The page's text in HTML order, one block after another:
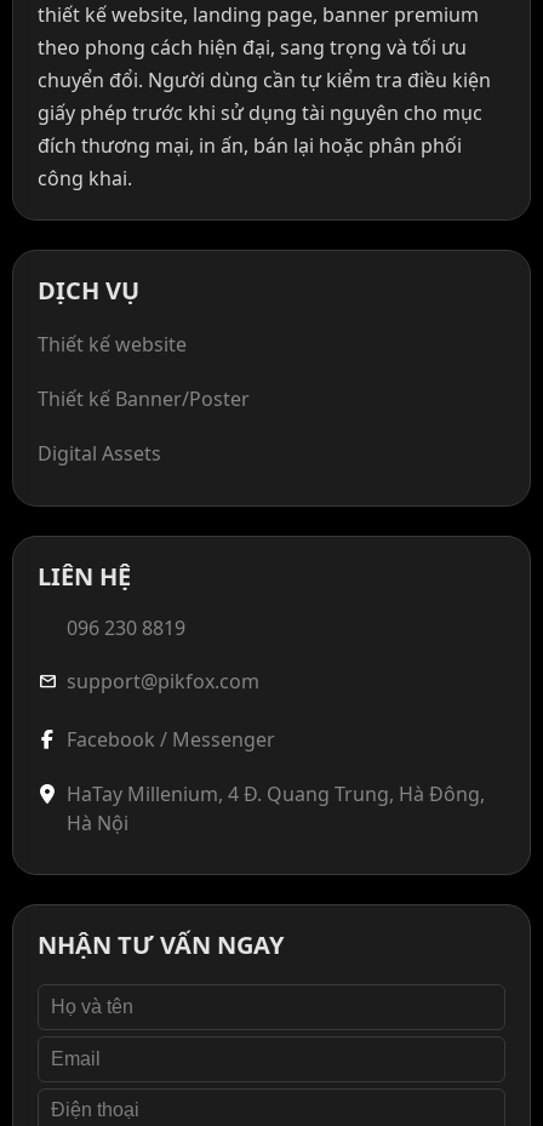
thiết kế website, landing page, banner premium
theo phong cách hiện đại, sang trọng và tối ưu
chuyển đổi. Người dùng cần tự kiểm tra điều kiện
giấy phép trước khi sử dụng tài nguyên cho mục
đích thương mại, in ấn, bán lại hoặc phân phối
công khai.
DỊCH VỤ
Thiết kế website
Thiết kế Banner/Poster
Digital Assets
LIÊN HỆ
096 230 8819
mail support@pikfox.com
Facebook / Messenger
HaTay Millenium, 4 Đ. Quang Trung, Hà Đông,
Hà Nội
NHẬN TƯ VẤN NGAY